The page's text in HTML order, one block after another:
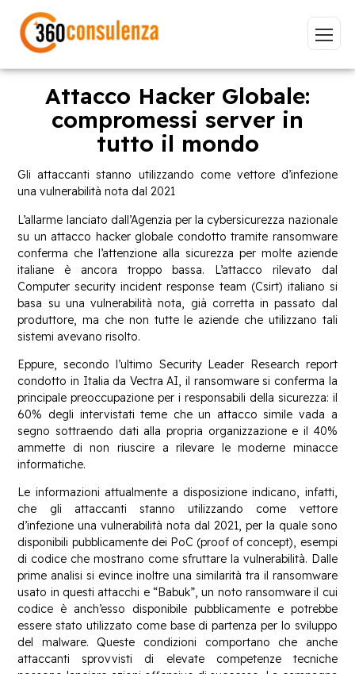
Vai
GDPR NIS2 Bandi ISO 27001
Sviluppo software BeeProd
Inizia a digitare per visualizzare le pagine consigliate.
Attacco Hacker Globale:
compromessi server in
tutto il mondo
Gli attaccanti stanno utilizzando come vettore d’infezione
una vulnerabilità nota dal 2021
L’allarme lanciato dall’Agenzia per la cybersicurezza nazionale
su un attacco hacker globale condotto tramite ransomware
conferma che l’attenzione alla sicurezza per molte aziende
italiane è ancora troppo bassa. L’attacco rilevato dal
Computer security incident response team (Csirt) italiano si
basa su una vulnerabilità nota, già corretta in passato dal
produttore, ma che non tutte le aziende che utilizzano tali
sistemi avevano risolto.
Eppure, secondo l’ultimo Security Leader Research report
condotto in Italia da Vectra AI, il ransomware si conferma la
principale preoccupazione per i responsabili della sicurezza: il
60% degli intervistati teme che un attacco simile vada a
segno sottraendo dati alla propria organizzazione e il 40%
ammette di non riuscire a rilevare le moderne minacce
informatiche.
Le informazioni attualmente a disposizione indicano, infatti,
che gli attaccanti stanno utilizzando come vettore
d’infezione una vulnerabilità nota dal 2021, per la quale sono
disponibili pubblicamente dei PoC (proof of concept), esempi
di codice che mostrano come sfruttare la vulnerabilità. Dalle
prime analisi si evince inoltre una similarità tra il ransomware
usato in questi attacchi e “Babuk”, un noto ransomware il cui
codice è anch’esso disponibile pubblicamente e potrebbe
essere stato utilizzato come base di partenza per lo sviluppo
del malware. Queste condizioni comportano che anche
attaccanti sprovvisti di elevate competenze tecniche